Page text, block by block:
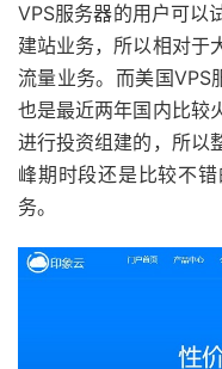
VPS服务器的用户可以
建站业务，所以相对于
流量业务。而美国VPS
也是最近两年国内比较
进行投资组建的，所以
峰期时段还是比较不
务。